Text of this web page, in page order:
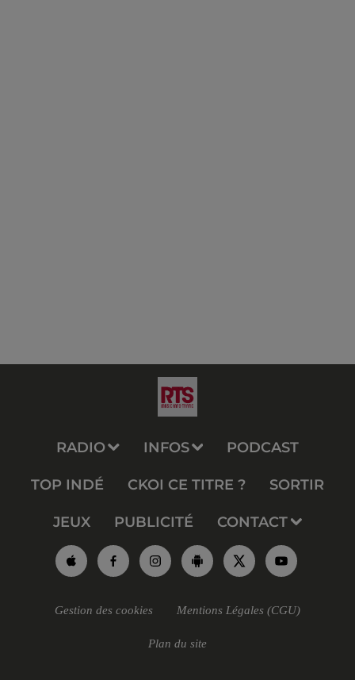
RADIO INFOS PODCAST
TOP INDÉ CKOI CE TITRE ? SORTIR
JEUX PUBLICITÉ CONTACT
Gestion des cookies Mentions Légales (CGU)
Plan du site